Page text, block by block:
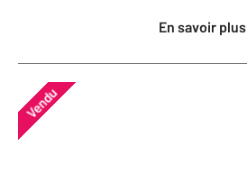
En savoir plus
Vendu